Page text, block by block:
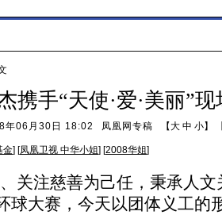
携手“天使·爱·美丽”
年06月30日 18:02 凤凰网专稿 【大 中 小】
金] [凤凰卫视 中华小姐] [2008华姐]
关注慈善为己任，秉承人
球大赛，今天以团体义工的